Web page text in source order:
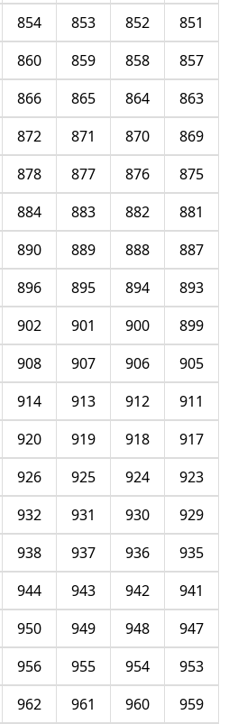
851
852
853
854
857
858
859
860
863
864
865
866
869
870
871
872
875
876
877
878
881
882
883
884
887
888
889
890
893
894
895
896
899
900
901
902
905
906
907
908
911
912
913
914
917
918
919
920
923
924
925
926
929
930
931
932
935
936
937
938
941
942
943
944
947
948
949
950
953
954
955
956
959
960
961
962